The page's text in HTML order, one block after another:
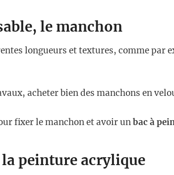
le manchon
longueurs et textures, comme par
acheter bien des manchons en
fixer le manchon et avoir unbac à
peinture acrylique